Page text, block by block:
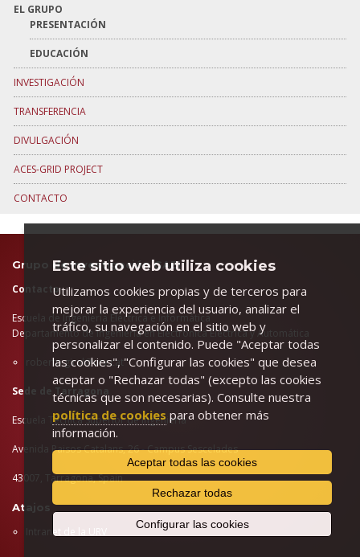
EL GRUPO
PRESENTACIÓN
EDUCACIÓN
INVESTIGACIÓN
TRANSFERENCIA
DIVULGACIÓN
ACES-GRID PROJECT
CONTACTO
Grupo de Investigación GAEI
Contacto
Escuela de Ingeniería Eléctrica e Informática
Departamento de Ingeniería en Electrónica Eléctrica y Automática
roberto.giral@urv.cat
Sede de Tarragona
Escuela Técnica Superior de Ingeniería
Avenida Paisos Catalans, 26 - Campus Sescelades
43007, Tarragona, Spain
Atajos
Intranet de la URV
Este sitio web utiliza cookies
Utilizamos cookies propias y de terceros para
mejorar la experiencia del usuario, analizar el
tráfico, su navegación en el sitio web y
personalizar el contenido. Puede "Aceptar todas
las cookies", "Configurar las cookies" que desea
aceptar o "Rechazar todas" (excepto las cookies
técnicas que son necesarias). Consulte nuestra
política de cookies para obtener más
información.
Aceptar todas las cookies
Rechazar todas
Configurar las cookies